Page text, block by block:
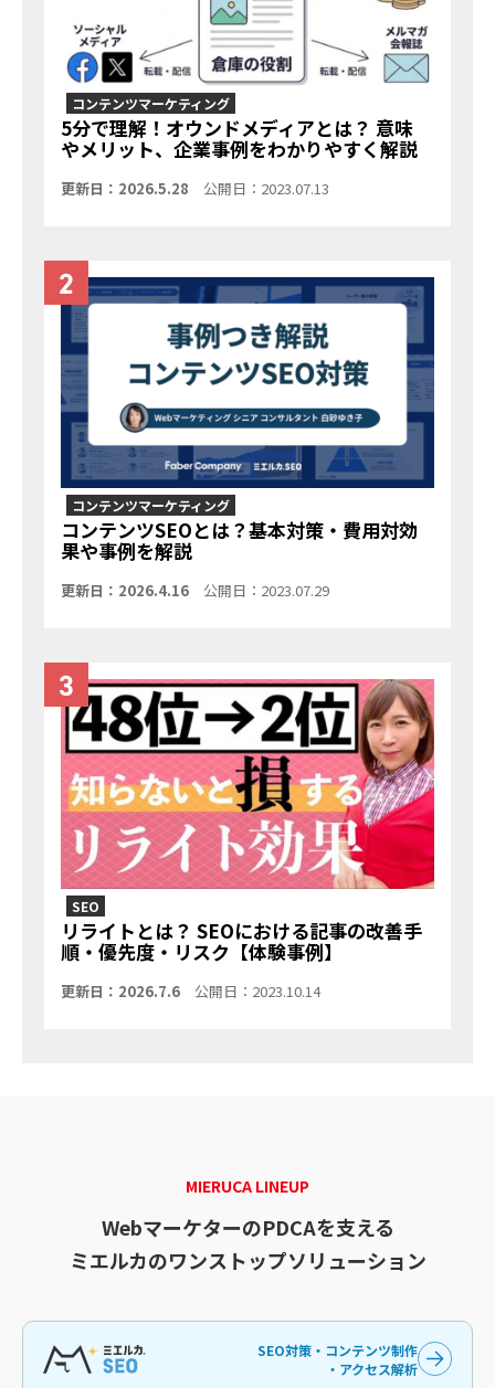
コンテンツマーケティング
5分で理解！オウンドメディアとは？ 意味
やメリット、企業事例をわかりやすく解説
更新日：2026.5.28 公開日：2023.07.13
コンテンツマーケティング
コンテンツSEOとは？基本対策・費用対効
果や事例を解説
更新日：2026.4.16 公開日：2023.07.29
SEO
リライトとは？ SEOにおける記事の改善手
順・優先度・リスク【体験事例】
更新日：2026.7.6 公開日：2023.10.14
MIERUCA LINEUP
WebマーケターのPDCAを支える
ミエルカのワンストップソリューション
SEO対策・コンテンツ制作
・アクセス解析